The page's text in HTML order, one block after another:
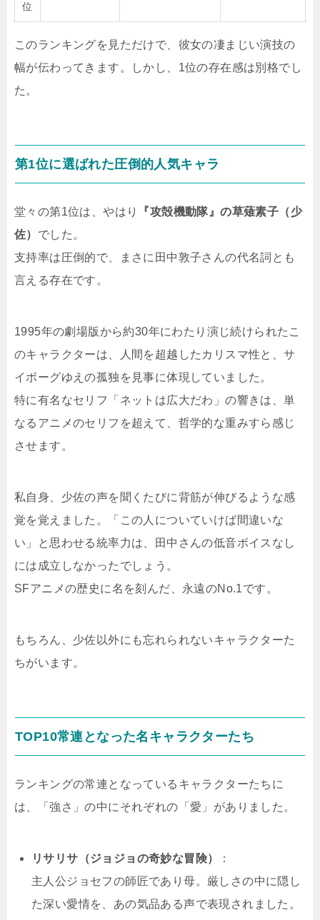
位
このランキングを見ただけで、彼女の凄まじい演技の
幅が伝わってきます。しかし、1位の存在感は別格でし
た。
第1位に選ばれた圧倒的人気キャラ
堂々の第1位は、やはり
『攻殻機動隊』の草薙素子（少
佐） でした。
支持率は圧倒的で、まさに田中敦子さんの代名詞とも
言える存在です。
1995年の劇場版から約30年にわたり演じ続けられたこ
のキャラクターは、人間を超越したカリスマ性と、サ
イボーグゆえの孤独を見事に体現していました。
特に有名なセリフ「ネットは広大だわ」の響きは、単
なるアニメのセリフを超えて、哲学的な重みすら感じ
させます。
私自身、少佐の声を聞くたびに背筋が伸びるような感
覚を覚えました。「この人についていけば間違いな
い」と思わせる統率力は、田中さんの低音ボイスなし
には成立しなかったでしょう。
SFアニメの歴史に名を刻んだ、永遠のNo.1です。
もちろん、少佐以外にも忘れられないキャラクターた
ちがいます。
TOP10常連となった名キャラクターたち
ランキングの常連となっているキャラクターたちに
は、「強さ」の中にそれぞれの「愛」がありました。
リサリサ（ジョジョの奇妙な冒険）
：
主人公ジョセフの師匠であり母。厳しさの中に隠し
た深い愛情を、あの気品ある声で表現されました。